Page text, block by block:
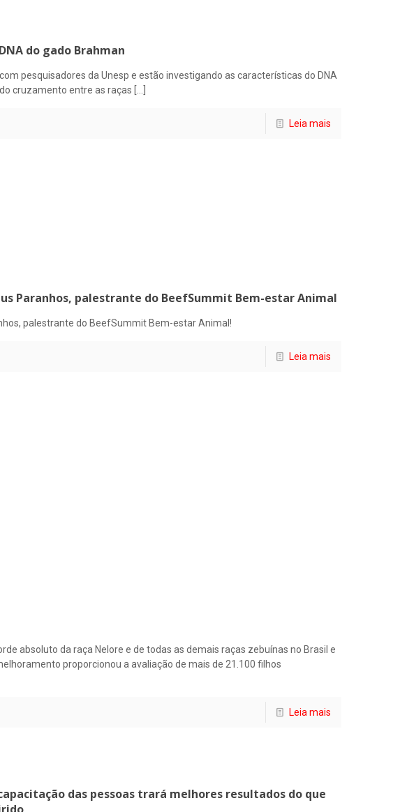
do gado Brahman
pesquisadores da Unesp e estão investigando as características do DNA
cruzamento entre as raças […]
Leia mais
Paranhos, palestrante do BeefSummit Bem-estar Animal
palestrante do BeefSummit Bem-estar Animal!
Leia mais
absoluto da raça Nelore e de todas as demais raças zebuínas no Brasil e
proporcionou a avaliação de mais de 21.100 filhos
Leia mais
das pessoas trará melhores resultados do que